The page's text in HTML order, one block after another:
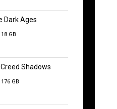
Dark Ages
GB
Shadows
176 GB